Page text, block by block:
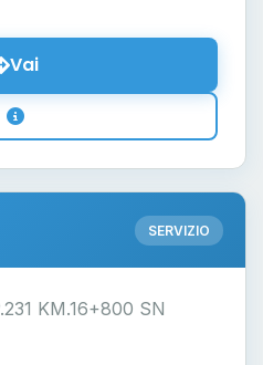
Vai
SERVIZIO
KM.16+800 SN